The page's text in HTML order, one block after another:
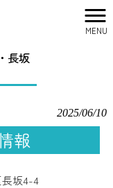
MENU
ウェルカムパーク都築・長坂
長坂
2025/06/10
報
坂4-4